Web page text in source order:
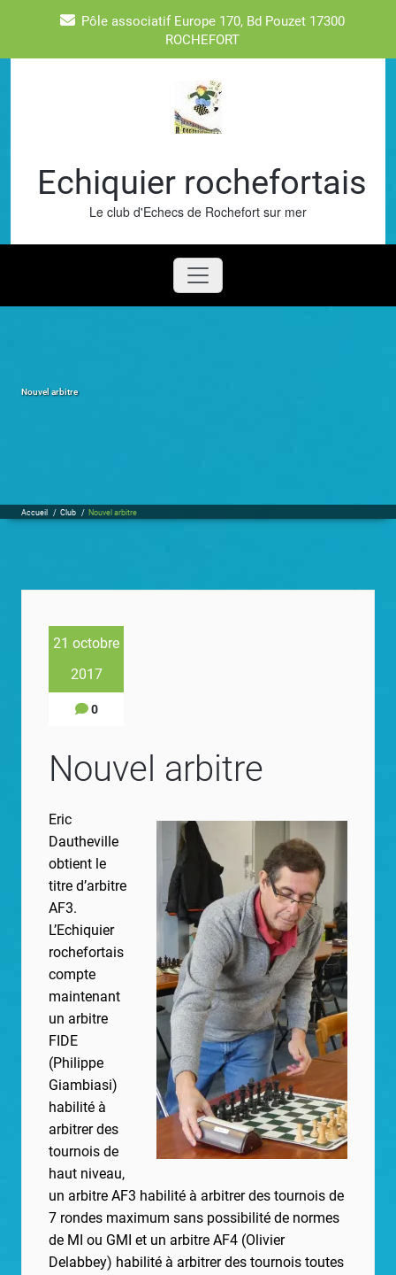
Pôle associatif Europe 170, Bd Pouzet 17300
ROCHEFORT
Echiquier rochefortais
Le club d'Echecs de Rochefort sur mer
Nouvel arbitre
Accueil / Club / Nouvel arbitre
21 octobre
2017
0
Nouvel arbitre
Eric
Dautheville
obtient le
titre d’arbitre
AF3.
L’Echiquier
rochefortais
compte
maintenant
un arbitre
FIDE
(Philippe
Giambiasi)
habilité à
arbitrer des
tournois de
haut niveau,
un arbitre AF3 habilité à arbitrer des tournois de
7 rondes maximum sans possibilité de normes
de MI ou GMI et un arbitre AF4 (Olivier
Delabbey) habilité à arbitrer des tournois toutes